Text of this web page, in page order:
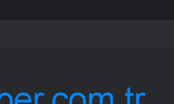
Tohumlar yağmuru duyabiliyormuş